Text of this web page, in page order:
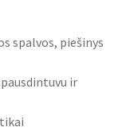
spalvos, piešinys
ir